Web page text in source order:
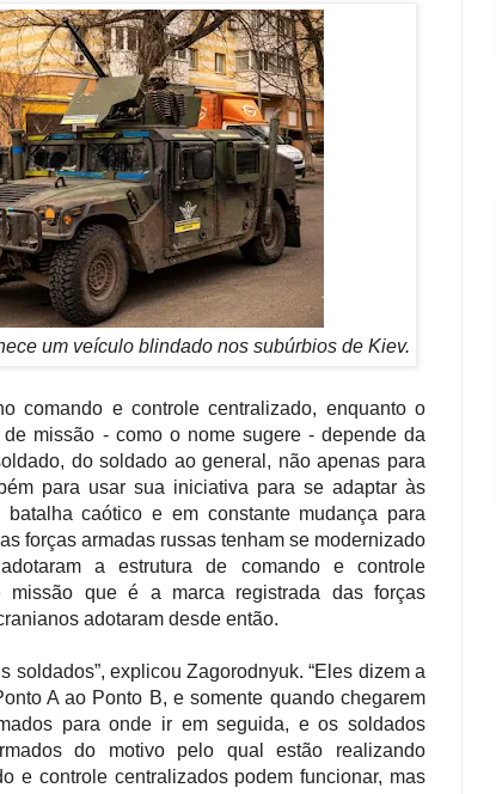
um veículo blindado nos subúrbios de Kiev.
comando e controle centralizado, enquanto o
missão - como o nome sugere - depende da
do soldado ao general, não apenas para
para usar sua iniciativa para se adaptar às
caótico e em constante mudança para
forças armadas russas tenham se modernizado
a estrutura de comando e controle
missão que é a marca registrada das forças
adotaram desde então.
soldados”, explicou Zagorodnyuk. “Eles dizem a
A ao Ponto B, e somente quando chegarem
para onde ir em seguida, e os soldados
do motivo pelo qual estão realizando
e controle centralizados podem funcionar, mas